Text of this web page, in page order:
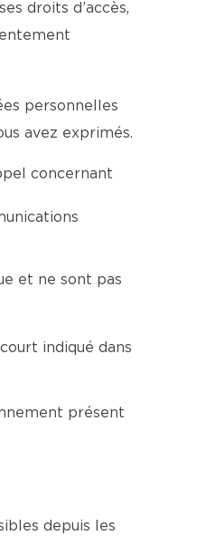
droits d’accès,
personnelles
avez exprimés.
concernant
et ne sont pas
indiqué dans
présent
depuis les